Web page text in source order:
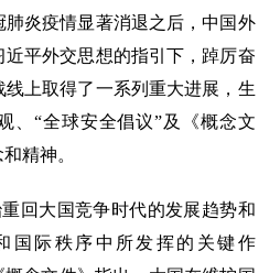
炎疫情显著消退之后，中国外
平外交思想的指引下，踔厉奋
上取得了一系列重大进展，生
、“全球安全倡议”及《概念文
精神。
回大国竞争时代的发展趋势和
国际秩序中所发挥的关键作